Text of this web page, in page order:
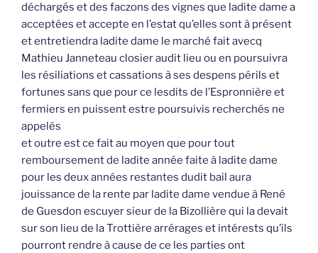
déchargés et des faczons des vignes que ladite dame a
acceptées et accepte en l’estat qu’elles sont à présent
et entretiendra ladite dame le marché fait avecq
Mathieu Janneteau closier audit lieu ou en poursuivra
les résiliations et cassations à ses despens périls et
fortunes sans que pour ce lesdits de l’Espronnière et
fermiers en puissent estre poursuivis recherchés ne
appelés
et outre est ce fait au moyen que pour tout
remboursement de ladite année faite à ladite dame
pour les deux années restantes dudit bail aura
jouissance de la rente par ladite dame vendue à René
de Guesdon escuyer sieur de la Bizollière qui la devait
sur son lieu de la Trottière arrérages et intérests qu’ils
pourront rendre à cause de ce les parties ont